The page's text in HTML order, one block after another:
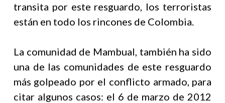
transita por este resguardo, los terroristas
están en todo los rincones de Colombia.
La comunidad de Mambual, también ha sido
una de las comunidades de este resguardo
más golpeado por el conflicto armado, para
citar algunos casos: el 6 de marzo de 2012